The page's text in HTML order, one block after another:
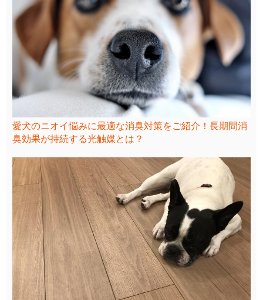
愛犬のニオイ悩みに最適な消臭対策をご紹介！長期間消
臭効果が持続する光触媒とは？